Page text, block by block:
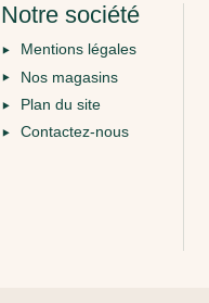
Notre société
Mentions légales
Nos magasins
Plan du site
Contactez-nous